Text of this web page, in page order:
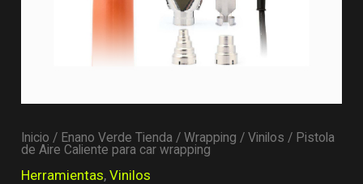
Inicio / Enano Verde Tienda /Wrapping /Vinilos / Pistola
de Aire Caliente para car wrapping
Herramientas,Vinilos